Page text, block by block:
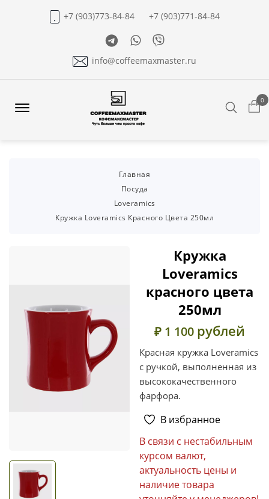
+7 (903)773-84-84
+7 (903)771-84-84
TelegramWhatsapp
Viber
info@coffeemaxmaster.ru
0
Главная
Посуда
Loveramics
Кружка Loveramics Красного Цвета 250мл
Кружка
Loveramics
красного цвета
250мл
₽ 1 100 рублей
Красная кружка Loveramics
с ручкой, выполненная из
высококачественного
фарфора.
В избранное
В связи с нестабильным
курсом валют,
актуальность цены и
наличие товара